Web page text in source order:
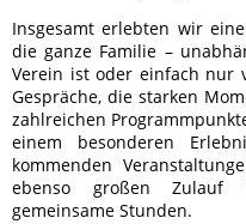
Insgesamt erlebten wir
die ganze Familie –
Verein ist oder einfach nur
Gespräche, die starken
zahlreichen
einem besonderen
kommenden
ebenso großen
gemeinsame Stunden.